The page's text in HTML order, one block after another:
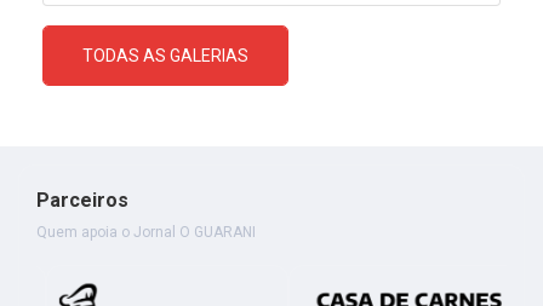
TODAS AS GALERIAS
Parceiros
Quem apoia o Jornal O GUARANI